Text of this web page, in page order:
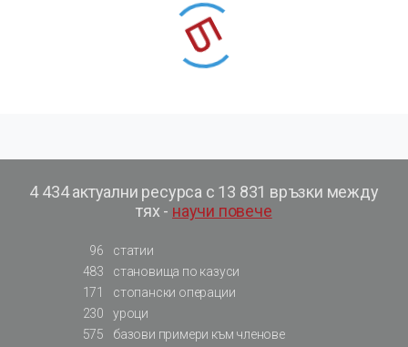
4 434 актуални ресурса с 13 831 връзки между
тях - научи повече
96
статии
483
становища по казуси
171
стопански операции
230
уроци
575
базови примери към членове